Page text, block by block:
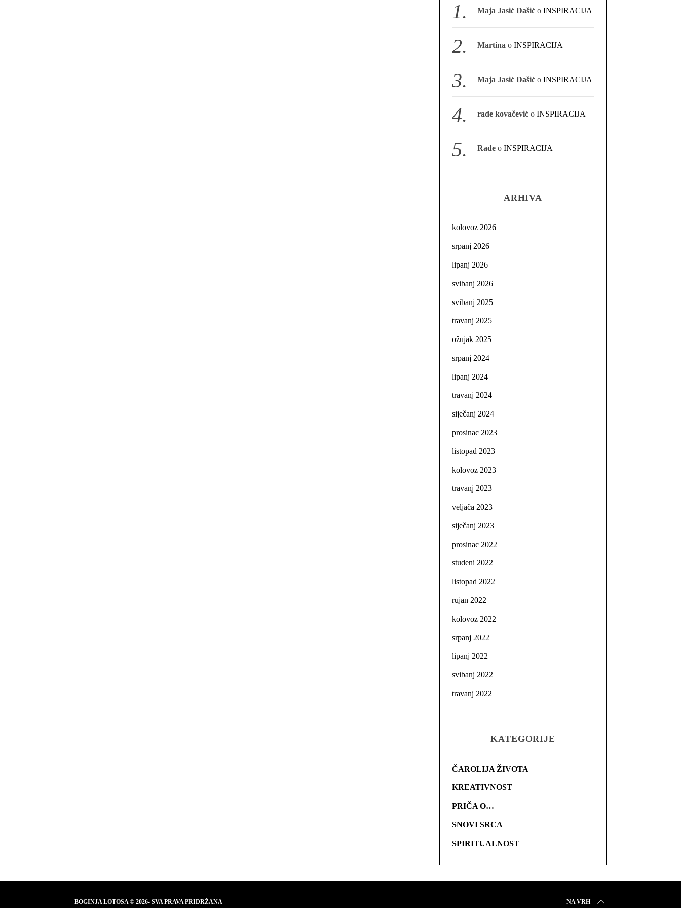
Maja Jasić Dašić oINSPIRACIJA
Martina oINSPIRACIJA
Maja Jasić Dašić oINSPIRACIJA
rade kovačević oINSPIRACIJA
Rade oINSPIRACIJA
ARHIVA
kolovoz 2026
srpanj 2026
lipanj 2026
svibanj 2026
svibanj 2025
travanj 2025
ožujak 2025
srpanj 2024
lipanj 2024
travanj 2024
siječanj 2024
prosinac 2023
listopad 2023
kolovoz 2023
travanj 2023
veljača 2023
siječanj 2023
prosinac 2022
studeni 2022
listopad 2022
rujan 2022
kolovoz 2022
srpanj 2022
lipanj 2022
svibanj 2022
travanj 2022
KATEGORIJE
ČAROLIJA ŽIVOTA
KREATIVNOST
PRIČA O…
SNOVI SRCA
SPIRITUALNOST
BOGINJA LOTOSA © 2026- SVA PRAVA PRIDRŽANA NA VRH